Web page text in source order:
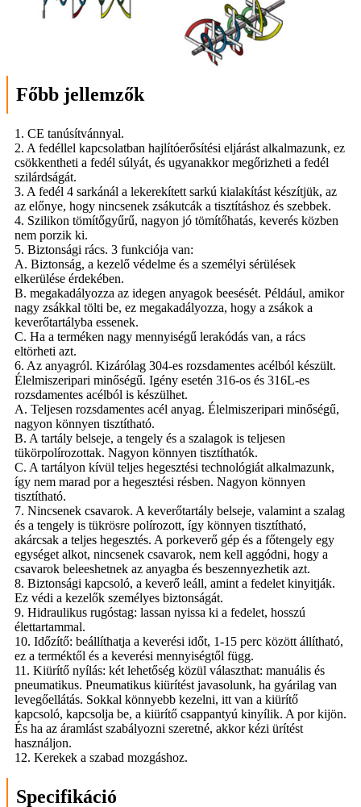
Főbb jellemzők
1. CE tanúsítvánnyal.
2. A fedéllel kapcsolatban hajlítóerősítési eljárást alkalmazunk, ez
csökkentheti a fedél súlyát, és ugyanakkor megőrizheti a fedél
szilárdságát.
3. A fedél 4 sarkánál a lekerekített sarkú kialakítást készítjük, az
az előnye, hogy nincsenek zsákutcák a tisztításhoz és szebbek.
4. Szilikon tömítőgyűrű, nagyon jó tömítőhatás, keverés közben
nem porzik ki.
5. Biztonsági rács. 3 funkciója van:
A. Biztonság, a kezelő védelme és a személyi sérülések
elkerülése érdekében.
B. megakadályozza az idegen anyagok beesését. Például, amikor
nagy zsákkal tölti be, ez megakadályozza, hogy a zsákok a
keverőtartályba essenek.
C. Ha a terméken nagy mennyiségű lerakódás van, a rács
eltörheti azt.
6. Az anyagról. Kizárólag 304-es rozsdamentes acélból készült.
Élelmiszeripari minőségű. Igény esetén 316-os és 316L-es
rozsdamentes acélból is készülhet.
A. Teljesen rozsdamentes acél anyag. Élelmiszeripari minőségű,
nagyon könnyen tisztítható.
B. A tartály belseje, a tengely és a szalagok is teljesen
tükörpolírozottak. Nagyon könnyen tisztíthatók.
C. A tartályon kívül teljes hegesztési technológiát alkalmazunk,
így nem marad por a hegesztési résben. Nagyon könnyen
tisztítható.
7. Nincsenek csavarok. A keverőtartály belseje, valamint a szalag
és a tengely is tükrösre polírozott, így könnyen tisztítható,
akárcsak a teljes hegesztés. A porkeverő gép és a főtengely egy
egységet alkot, nincsenek csavarok, nem kell aggódni, hogy a
csavarok beleeshetnek az anyagba és beszennyezhetik azt.
8. Biztonsági kapcsoló, a keverő leáll, amint a fedelet kinyitják.
Ez védi a kezelők személyes biztonságát.
9. Hidraulikus rugóstag: lassan nyissa ki a fedelet, hosszú
élettartammal.
10. Időzítő: beállíthatja a keverési időt, 1-15 perc között állítható,
ez a terméktől és a keverési mennyiségtől függ.
11. Kiürítő nyílás: két lehetőség közül választhat: manuális és
pneumatikus. Pneumatikus kiürítést javasolunk, ha gyárilag van
levegőellátás. Sokkal könnyebb kezelni, itt van a kiürítő
kapcsoló, kapcsolja be, a kiürítő csappantyú kinyílik. A por kijön.
És ha az áramlást szabályozni szeretné, akkor kézi ürítést
használjon.
12. Kerekek a szabad mozgáshoz.
Specifikáció